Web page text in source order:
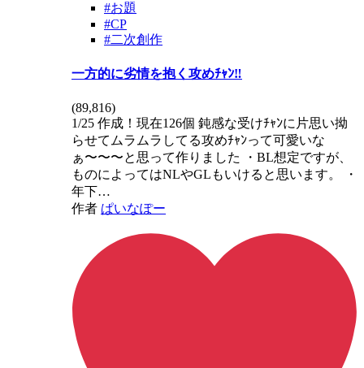
#お題
#CP
#二次創作
一方的に劣情を抱く攻めﾁｬﾝ‼️
(89,816)
1/25 作成！現在126個 鈍感な受けﾁｬﾝに片思い拗
らせてムラムラしてる攻めﾁｬﾝって可愛いな
ぁ〜〜〜と思って作りました ・BL想定ですが、
ものによってはNLやGLもいけると思います。 ・
年下…
作者 ぱいなぽー